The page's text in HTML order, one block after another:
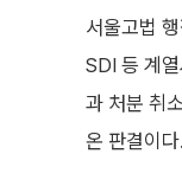
서울고법
SDI 등 계
과 처분 취
온 판결이다.